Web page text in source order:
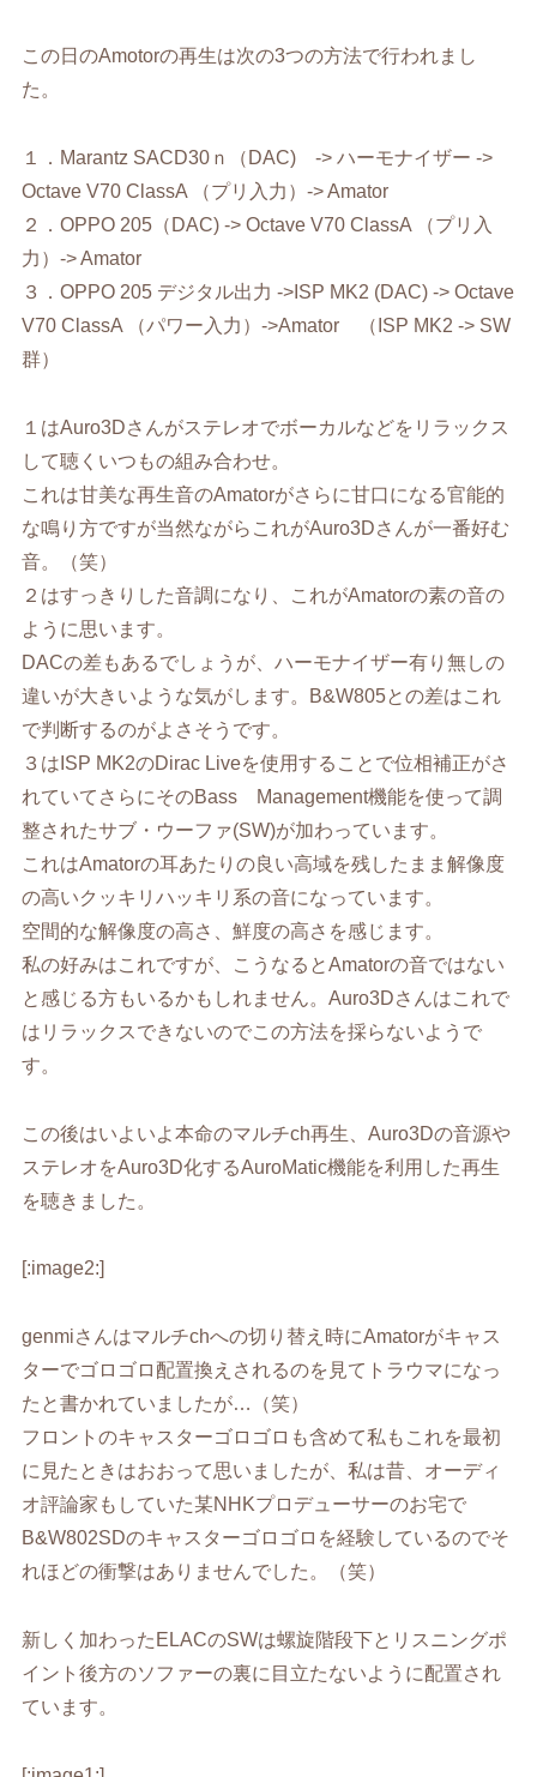
この日のAmotorの再生は次の3つの方法で行われまし
た。
１．Marantz SACD30ｎ（DAC) -> ハーモナイザー ->
Octave V70 ClassA （プリ入力）-> Amator
２．OPPO 205（DAC) -> Octave V70 ClassA （プリ入
力）-> Amator
３．OPPO 205 デジタル出力 ->ISP MK2 (DAC) -> Octave
V70 ClassA （パワー入力）->Amator （ISP MK2 -> SW
群）
１はAuro3Dさんがステレオでボーカルなどをリラックス
して聴くいつもの組み合わせ。
これは甘美な再生音のAmatorがさらに甘口になる官能的
な鳴り方ですが当然ながらこれがAuro3Dさんが一番好む
音。（笑）
２はすっきりした音調になり、これがAmatorの素の音の
ように思います。
DACの差もあるでしょうが、ハーモナイザー有り無しの
違いが大きいような気がします。B&W805との差はこれ
で判断するのがよさそうです。
３はISP MK2のDirac Liveを使用することで位相補正がさ
れていてさらにそのBass Management機能を使って調
整されたサブ・ウーファ(SW)が加わっています。
これはAmatorの耳あたりの良い高域を残したまま解像度
の高いクッキリハッキリ系の音になっています。
空間的な解像度の高さ、鮮度の高さを感じます。
私の好みはこれですが、こうなるとAmatorの音ではない
と感じる方もいるかもしれません。Auro3Dさんはこれで
はリラックスできないのでこの方法を採らないようで
す。
この後はいよいよ本命のマルチch再生、Auro3Dの音源や
ステレオをAuro3D化するAuroMatic機能を利用した再生
を聴きました。
[:image2:]
genmiさんはマルチchへの切り替え時にAmatorがキャス
ターでゴロゴロ配置換えされるのを見てトラウマになっ
たと書かれていましたが…（笑）
フロントのキャスターゴロゴロも含めて私もこれを最初
に見たときはおおって思いましたが、私は昔、オーディ
オ評論家もしていた某NHKプロデューサーのお宅で
B&W802SDのキャスターゴロゴロを経験しているのでそ
れほどの衝撃はありませんでした。（笑）
新しく加わったELACのSWは螺旋階段下とリスニングポ
イント後方のソファーの裏に目立たないように配置され
ています。